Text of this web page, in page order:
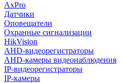
AxPro
Датчики
Оповещатели
Охранные сигнализации
HikVision
AHD-видеорегистраторы
AHD-камеры видеонаблюдения
IP-видеорегистраторы
IP-камеры